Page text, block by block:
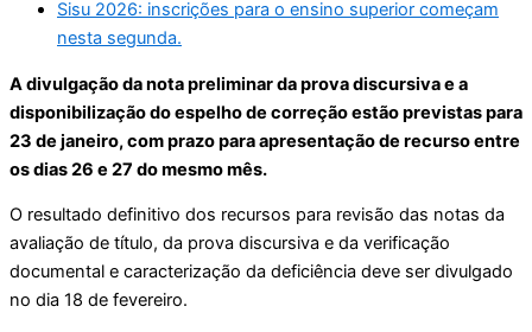
Sisu 2026: inscrições para o ensino superior começam
nesta segunda.
A divulgação da nota preliminar da prova discursiva e a
disponibilização do espelho de correção estão previstas para
23 de janeiro, com prazo para apresentação de recurso entre
os dias 26 e 27 do mesmo mês.
O resultado definitivo dos recursos para revisão das notas da
avaliação de título, da prova discursiva e da verificação
documental e caracterização da deficiência deve ser divulgado
no dia 18 de fevereiro.